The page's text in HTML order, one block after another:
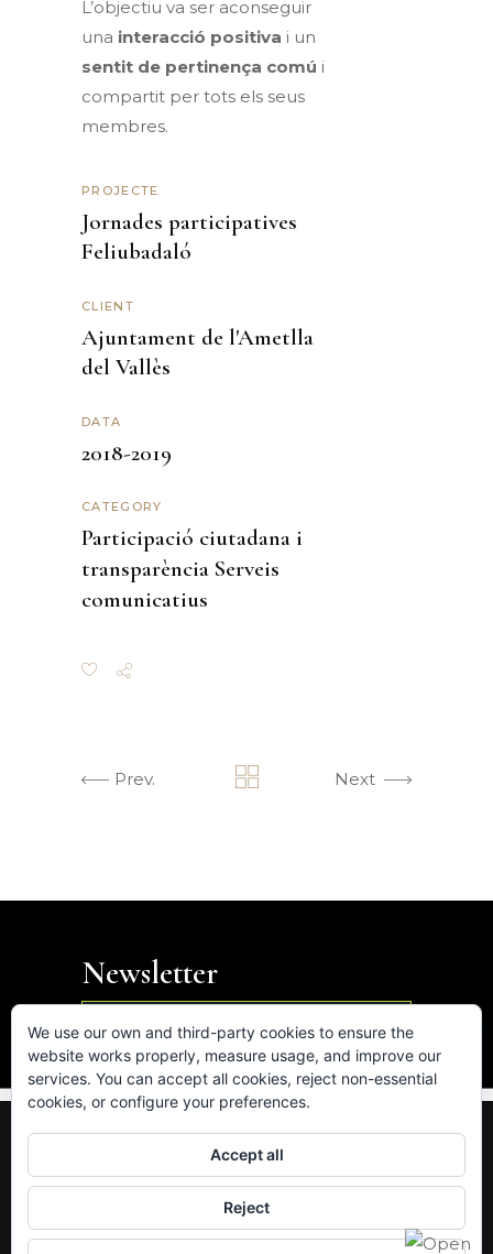
L’objectiu va ser aconseguir
una interacció positiva i un
sentit de pertinença comú i
compartit per tots els seus
membres.
PROJECTE
Jornades participatives
Feliubadaló
CLIENT
Ajuntament de l'Ametlla
del Vallès
DATA
2018-2019
CATEGORY
Participació ciutadana i
transparència Serveis
comunicatius
Prev. Next
Newsletter

IN.
Av. de les Corts Catalanes 5-7, 08731 Sant Cugat
del Vallès (Barcelona)
We use our own and third-party cookies to ensure the
website works properly, measure usage, and improve our
services. You can accept all cookies, reject non-essential
cookies, or configure your preferences.
Accept all
Reject